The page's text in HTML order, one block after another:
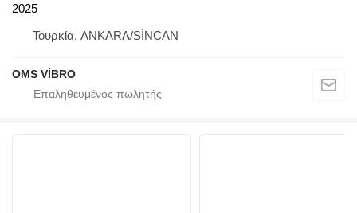
2025
Τουρκία, ANKARA/SİNCAN
OMS VİBRO